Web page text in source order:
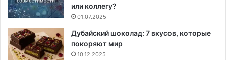
или коллегу?
01.07.2025
Дубайский шоколад: 7 вкусов, которые
покоряют мир
10.12.2025